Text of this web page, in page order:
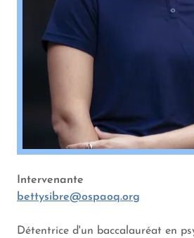
Intervenante
bettysibre@ospaoq.org
Détentrice d'un baccalauréat en